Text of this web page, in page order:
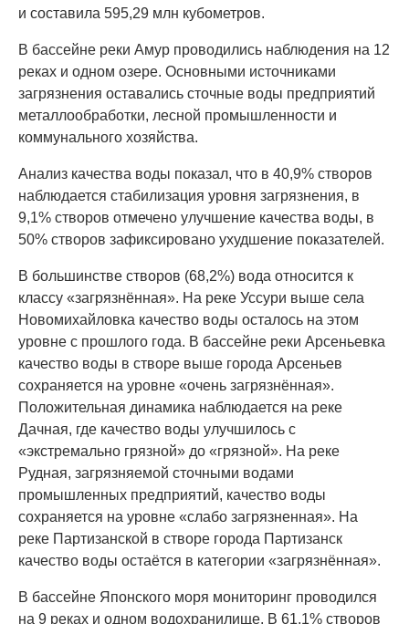
и составила 595,29 млн кубометров.
В бассейне реки Амур проводились наблюдения на 12
реках и одном озере. Основными источниками
загрязнения оставались сточные воды предприятий
металлообработки, лесной промышленности и
коммунального хозяйства.
Анализ качества воды показал, что в 40,9% створов
наблюдается стабилизация уровня загрязнения, в
9,1% створов отмечено улучшение качества воды, в
50% створов зафиксировано ухудшение показателей.
В большинстве створов (68,2%) вода относится к
классу «загрязнённая». На реке Уссури выше села
Новомихайловка качество воды осталось на этом
уровне с прошлого года. В бассейне реки Арсеньевка
качество воды в створе выше города Арсеньев
сохраняется на уровне «очень загрязнённая».
Положительная динамика наблюдается на реке
Дачная, где качество воды улучшилось с
«экстремально грязной» до «грязной». На реке
Рудная, загрязняемой сточными водами
промышленных предприятий, качество воды
сохраняется на уровне «слабо загрязненная». На
реке Партизанской в створе города Партизанск
качество воды остаётся в категории «загрязнённая».
В бассейне Японского моря мониторинг проводился
на 9 реках и одном водохранилище. В 61,1% створов